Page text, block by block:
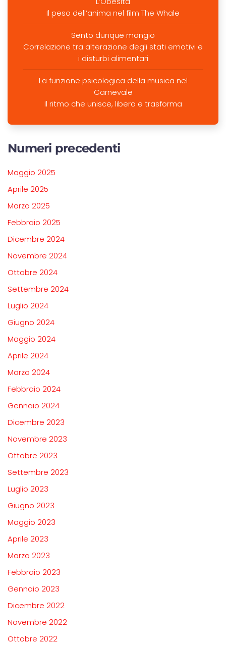
Il peso dell’anima nel film The Whale
Sento dunque mangio
Correlazione tra alterazione degli stati emotivi e
i disturbi alimentari
La funzione psicologica della musica nel
Carnevale
Il ritmo che unisce, libera e trasforma
Numeri precedenti
Maggio 2025
Aprile 2025
Marzo 2025
Febbraio 2025
Dicembre 2024
Novembre 2024
Ottobre 2024
Settembre 2024
Luglio 2024
Giugno 2024
Maggio 2024
Aprile 2024
Marzo 2024
Febbraio 2024
Gennaio 2024
Dicembre 2023
Novembre 2023
Ottobre 2023
Settembre 2023
Luglio 2023
Giugno 2023
Maggio 2023
Aprile 2023
Marzo 2023
Febbraio 2023
Gennaio 2023
Dicembre 2022
Novembre 2022
Ottobre 2022